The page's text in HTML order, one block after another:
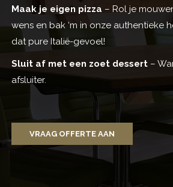
Maak je eigen pizza – Rol je
wens en bak ‘m in onze
dat pure Italië-gevoel!
Sluit af met een zoet dessert –
afsluiter.
VRAAG OFFERTE AAN